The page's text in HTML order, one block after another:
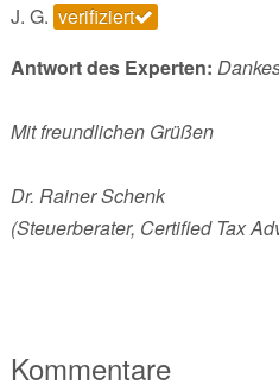
J. G. verifiziert
Antwort des Experten:
Mit freundlichen Grüßen
Dr. Rainer Schenk
(Steuerberater, Certified Tax
Kommentare